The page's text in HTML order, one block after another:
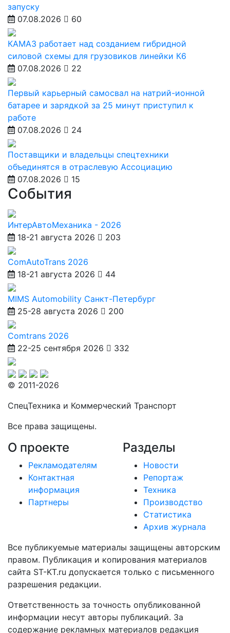
запуску
07.08.2026
60
КАМАЗ работает над созданием гибридной
силовой схемы для грузовиков линейки К6
07.08.2026
22
Первый карьерный самосвал на натрий-ионной
батарее и зарядкой за 25 минут приступил к
работе
07.08.2026
24
Поставщики и владельцы спецтехники
объединятся в отраслевую Ассоциацию
07.08.2026
15
События
ИнтерАвтоМеханика - 2026
18-21 августа 2026
203
ComAutoTrans 2026
18-21 августа 2026
44
MIMS Automobility Санкт-Петербург
25-28 августа 2026
200
Comtrans 2026
22-25 сентября 2026
332
© 2011-2026
СпецТехника и Коммерческий Транспорт
Все права защищены.
О проекте
Рекламодателям
Контактная
информация
Партнеры
Разделы
Новости
Репортаж
Техника
Производство
Статистика
Архив журнала
Все публикуемые материалы защищены авторским
правом. Публикация и копирования материалов
сайта ST-KT.ru допускается только с письменного
разрешения редакции.
Ответственность за точность опубликованной
информации несут авторы публикаций. За
содержание рекламных материалов редакция